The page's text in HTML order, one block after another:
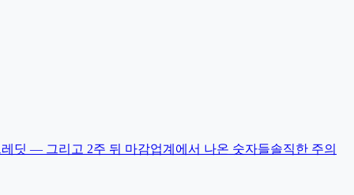
딧 — 그리고 2주 뒤 마감업계에서 나온 숫자들솔직한 주의